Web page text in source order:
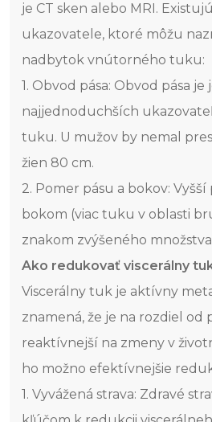
je CT sken alebo MRI.
ukazovatele, ktoré môžu
nadbytok vnútorného tuku:
1. Obvod pása: Obvod pása je
najjednoduchších
tuku. U mužov by nemal
žien 80 cm.
2. Pomer pásu a bokov:
bokom (viac tuku v oblasti
znakom zvýšeného
Ako redukovať viscerálny
Viscerálny tuk je aktívny
znamená, že je na rozdiel
reaktívnejší na zmeny v
ho možno efektívnejšie
1. Vyvážená strava: Zdravé